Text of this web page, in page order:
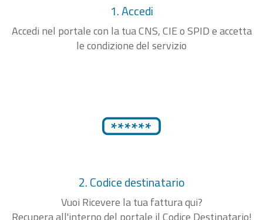
1. Accedi
Accedi nel portale con la tua CNS, CIE o SPID e accetta
le condizione del servizio
2. Codice destinatario
Vuoi Ricevere la tua fattura qui?
Recupera all'interno del portale il Codice Destinatario!